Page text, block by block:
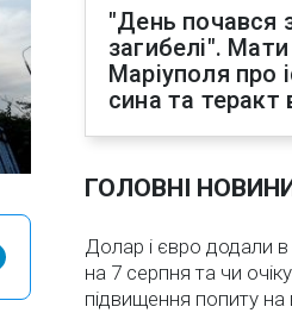
"День почався
загибелі".
Маріуполя про
сина та теракт
ГОЛОВНІ
Долар і євро додали в
на 7 серпня та чи
підвищення попиту